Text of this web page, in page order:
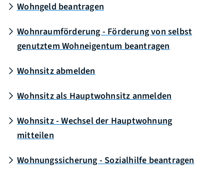
Wohngeld beantragen
Wohnraumförderung - Förderung von selbst
genutztem Wohneigentum beantragen
Wohnsitz abmelden
Wohnsitz als Hauptwohnsitz anmelden
Wohnsitz - Wechsel der Hauptwohnung
mitteilen
Wohnungssicherung - Sozialhilfe beantragen